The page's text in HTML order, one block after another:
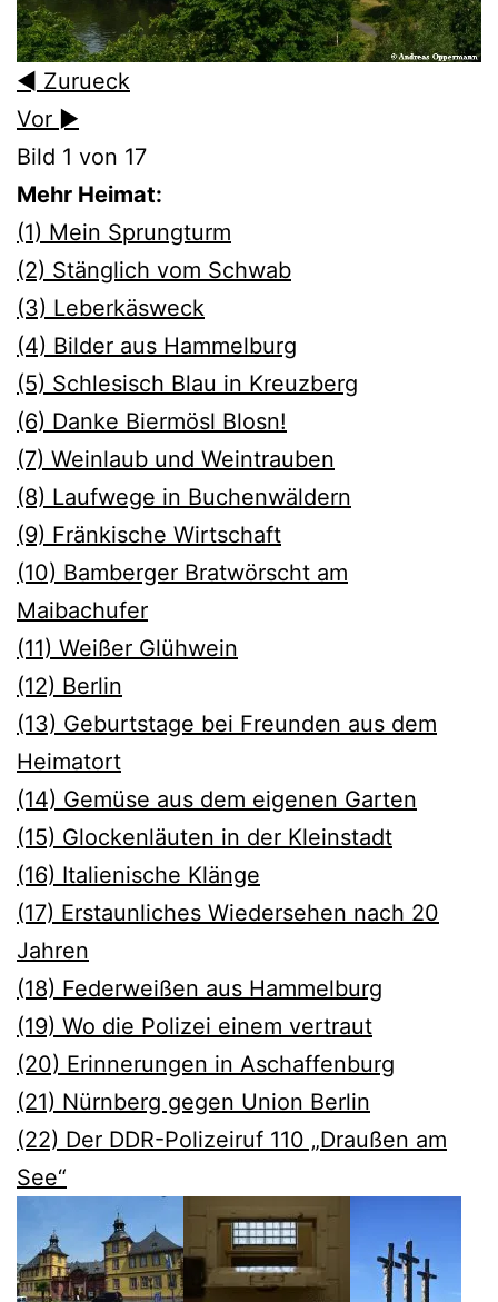
◄ Zurueck
Vor ►
Bild 1 von 17
Mehr Heimat:
(1) Mein Sprungturm
(2) Stänglich vom Schwab
(3) Leberkäsweck
(4) Bilder aus Hammelburg
(5) Schlesisch Blau in Kreuzberg
(6) Danke Biermösl Blosn!
(7) Weinlaub und Weintrauben
(8) Laufwege in Buchenwäldern
(9) Fränkische Wirtschaft
(10) Bamberger Bratwörscht am
Maibachufer
(11) Weißer Glühwein
(12) Berlin
(13) Geburtstage bei Freunden aus dem
Heimatort
(14) Gemüse aus dem eigenen Garten
(15) Glockenläuten in der Kleinstadt
(16) Italienische Klänge
(17) Erstaunliches Wiedersehen nach 20
Jahren
(18) Federweißen aus Hammelburg
(19) Wo die Polizei einem vertraut
(20) Erinnerungen in Aschaffenburg
(21) Nürnberg gegen Union Berlin
(22) Der DDR-Polizeiruf 110 „Draußen am
See“